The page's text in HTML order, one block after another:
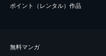
ポイント（レンタル）作品
無料マンガ